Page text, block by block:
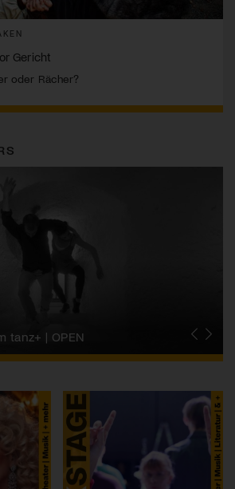
Gericht
oder Rächer?
| Tanzfestival Steps
tanz+ | OPEN